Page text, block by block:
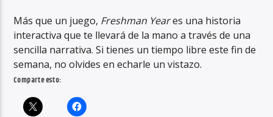
Más que un juego, Freshman Yeares una historia
interactiva que te llevará de la mano a través de una
sencilla narrativa. Si tienes un tiempo libre este fin de
semana, no olvides en echarle un vistazo.
Comparte esto: